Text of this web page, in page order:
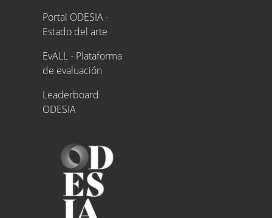
Portal ODESIA -
Estado del arte
EvALL - Plataforma
de evaluación
Leaderboard
ODESIA